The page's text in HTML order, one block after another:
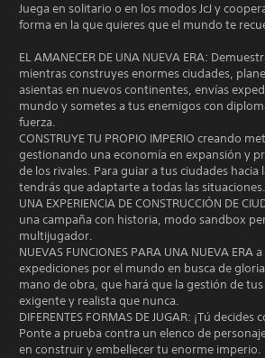
Juega en solitario o en los modos JcJ y
forma en la que quieres que el mundo te
EL AMANECER DE UNA NUEVA ERA:
mientras construyes enormes ciudades,
asientas en nuevos continentes, envías
mundo y sometes a tus enemigos con
fuerza.
CONSTRUYE TU PROPIO IMPERIO creando
gestionando una economía en expansión y
de los rivales. Para guiar a tus ciudades hacia
tendrás que adaptarte a todas las situaciones.
UNA EXPERIENCIA DE CONSTRUCCIÓN DE
una campaña con historia, modo sandbox
multijugador.
NUEVAS FUNCIONES PARA UNA NUEVA ERA
expediciones por el mundo en busca de
mano de obra, que hará que la gestión de tus
exigente y realista que nunca.
DIFERENTES FORMAS DE JUGAR: ¡Tú
Ponte a prueba contra un elenco de
en construir y embellecer tu enorme imperio.